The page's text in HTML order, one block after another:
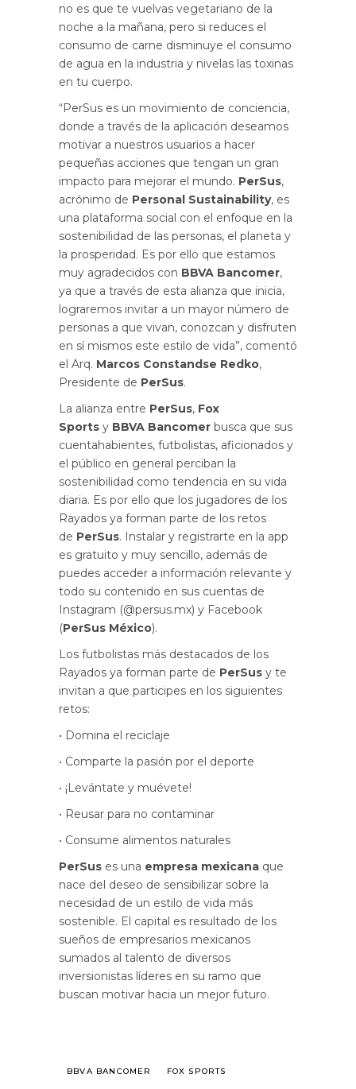
no es que te vuelvas vegetariano de la
noche a la mañana, pero si reduces el
consumo de carne disminuye el consumo
de agua en la industria y nivelas las toxinas
en tu cuerpo.
“PerSus es un movimiento de conciencia,
donde a través de la aplicación deseamos
motivar a nuestros usuarios a hacer
pequeñas acciones que tengan un gran
impacto para mejorar el mundo. PerSus,
acrónimo de Personal Sustainability, es
una plataforma social con el enfoque en la
sostenibilidad de las personas, el planeta y
la prosperidad. Es por ello que estamos
muy agradecidos con BBVA Bancomer,
ya que a través de esta alianza que inicia,
lograremos invitar a un mayor número de
personas a que vivan, conozcan y disfruten
en sí mismos este estilo de vida”, comentó
el Arq. Marcos Constandse Redko,
Presidente de PerSus.
La alianza entre PerSus, Fox
Sports y BBVA Bancomer busca que sus
cuentahabientes, futbolistas, aficionados y
el público en general perciban la
sostenibilidad como tendencia en su vida
diaria. Es por ello que los jugadores de los
Rayados ya forman parte de los retos
de PerSus. Instalar y registrarte en la app
es gratuito y muy sencillo, además de
puedes acceder a información relevante y
todo su contenido en sus cuentas de
Instagram (@persus.mx) y Facebook
(PerSus México).
Los futbolistas más destacados de los
Rayados ya forman parte de PerSus y te
invitan a que participes en los siguientes
retos:
• Domina el reciclaje
• Comparte la pasión por el deporte
• ¡Levántate y muévete!
• Reusar para no contaminar
• Consume alimentos naturales
PerSus es una empresa mexicana que
nace del deseo de sensibilizar sobre la
necesidad de un estilo de vida más
sostenible. El capital es resultado de los
sueños de empresarios mexicanos
sumados al talento de diversos
inversionistas líderes en su ramo que
buscan motivar hacia un mejor futuro.
BBVA BANCOMER FOX SPORTS